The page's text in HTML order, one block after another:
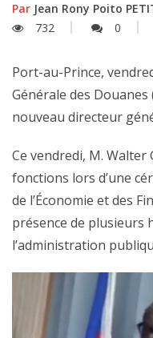
Par Jean Rony Poito
732
0
Port-au-Prince,
Générale des
nouveau directeur
Ce vendredi, M. Walter
fonctions lors d’une
de l’Économie et des
présence de plusieurs
l’administration